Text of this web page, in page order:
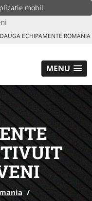
mobil
ECHIPAMENTE ROMANIA
MENU
/